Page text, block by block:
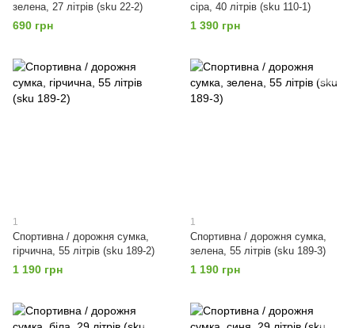
зелена, 27 літрів (sku 22-2)
690 грн
сіра, 40 літрів (sku 110-1)
1 390 грн
1
Спортивна / дорожня сумка,
гірчична, 55 літрів (sku 189-2)
1 190 грн
1
Спортивна / дорожня сумка,
зелена, 55 літрів (sku 189-3)
1 190 грн